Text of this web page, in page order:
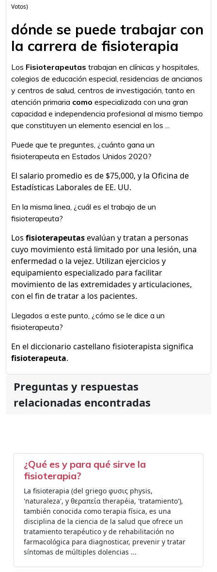
Votos)
dónde se puede trabajar con
la carrera de fisioterapia
Los Fisioterapeutas trabajan en clínicas y hospitales,
colegios de educación especial, residencias de ancianos
y centros de salud, centros de investigación, tanto en
atención primaria como especializada con una gran
capacidad e independencia profesional al mismo tiempo
que constituyen un elemento esencial en los ...
Puede que te preguntes, ¿cuánto gana un
fisioterapeuta en Estados Unidos 2020?
El salario promedio es de $75,000, y la Oficina de
Estadísticas Laborales de EE. UU.
En la misma linea, ¿cuál es el trabajo de un
fisioterapeuta?
Los fisioterapeutasevalúan y tratan a personas
cuyo movimiento está limitado por una lesión, una
enfermedad o la vejez. Utilizan ejercicios y
equipamiento especializado para facilitar
movimiento de las extremidades y articulaciones,
con el fin de tratar a los pacientes.
Llegados a este punto, ¿cómo se le dice a un
fisioterapeuta?
En el diccionario castellano fisioterapista significa
fisioterapeuta.
Preguntas y respuestas
relacionadas encontradas
¿Qué es y para qué sirve la
fisioterapia?
La fisioterapia (del griego φυσις physis,
'naturaleza', y θεραπεία therapéia, 'tratamiento'),
también conocida como terapia física,​ es una
disciplina de la ciencia de la salud que ofrece un
tratamiento terapéutico y de rehabilitación no
farmacológica para diagnosticar, prevenir y tratar
síntomas de múltiples dolencias ...